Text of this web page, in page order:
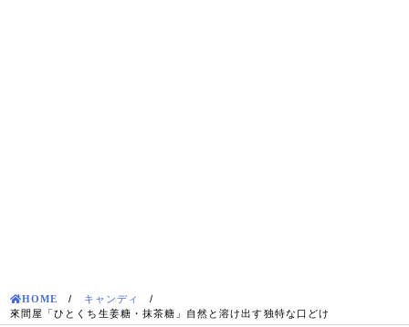
HOME / キャンディ
/
來間屋「ひとくち生姜糖・抹茶糖」自然と溶け出す独特な口どけ